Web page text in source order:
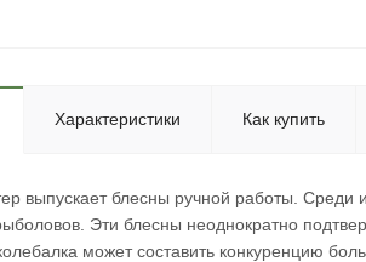
Характеристики Как купить
выпускает блесны ручной работы.
Эти блесны неоднократно
может составить конкуренцию